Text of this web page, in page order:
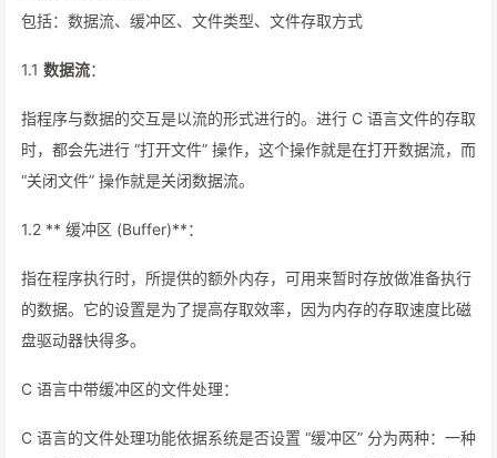
包括：数据流、缓冲区、文件类型、文件存取方式
1.1 数据流：
指程序与数据的交互是以流的形式进行的。进行 C 语言文件的存取
时，都会先进行 “打开文件” 操作，这个操作就是在打开数据流，而
“关闭文件” 操作就是关闭数据流。
1.2 ** 缓冲区 (Buffer)**：
指在程序执行时，所提供的额外内存，可用来暂时存放做准备执行
的数据。它的设置是为了提高存取效率，因为内存的存取速度比磁
盘驱动器快得多。
C 语言中带缓冲区的文件处理：
C 语言的文件处理功能依据系统是否设置 “缓冲区” 分为两种：一种